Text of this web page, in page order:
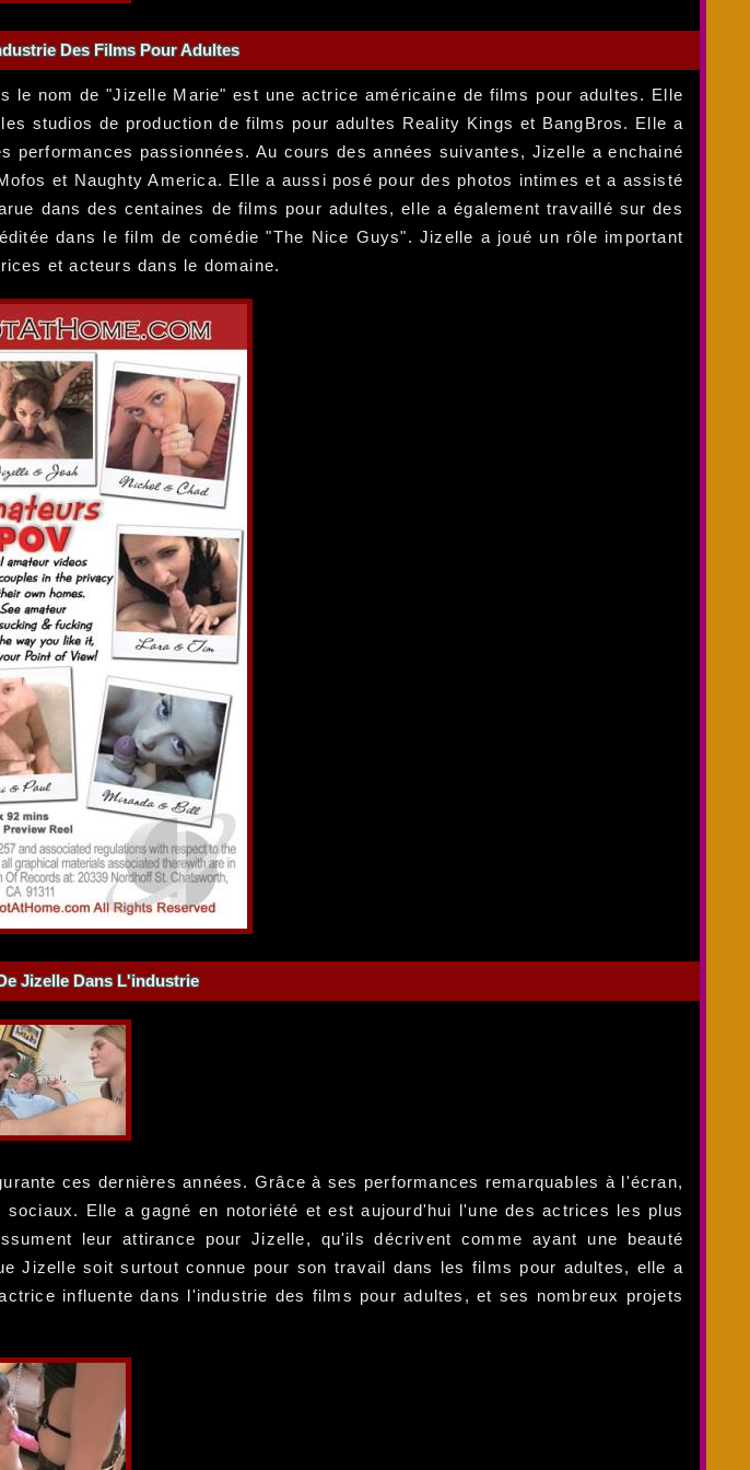
Des Films Pour Adultes
le nom de "Jizelle Marie" est une actrice américaine de films pour adultes. Elle
studios de production de films pour adultes Reality Kings et BangBros. Elle a
passionnées. Au cours des années suivantes, Jizelle a enchainé
et Naughty America. Elle a aussi posé pour des photos intimes et a assisté
dans des centaines de films pour adultes, elle a également travaillé sur des
dans le film de comédie "The Nice Guys". Jizelle a joué un rôle important
et acteurs dans le domaine.
Jizelle Dans L'industrie
ces dernières années. Grâce à ses performances remarquables à l'écran,
Elle a gagné en notoriété et est aujourd'hui l'une des actrices les plus
leur attirance pour Jizelle, qu'ils décrivent comme ayant une beauté
Jizelle soit surtout connue pour son travail dans les films pour adultes, elle a
influente dans l'industrie des films pour adultes, et ses nombreux projets